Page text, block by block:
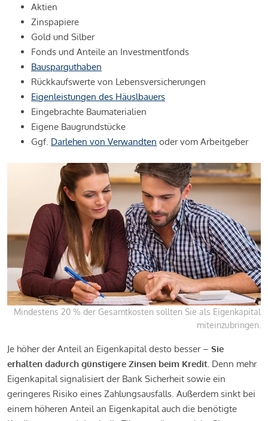
Aktien
Zinspapiere
Gold und Silber
Fonds und Anteile an Investmentfonds
Bausparguthaben
Rückkaufswerte von Lebensversicherungen
Eigenleistungen des Häuslbauers
Eingebrachte Baumaterialien
Eigene Baugrundstücke
Ggf. Darlehen von Verwandten oder vom Arbeitgeber
Mindestens 20 % der Gesamtkosten sollten Sie als Eigenkapital
miteinzubringen.
Je höher der Anteil an Eigenkapital desto besser – Sie
erhalten dadurch günstigere Zinsen beim Kredit. Denn mehr
Eigenkapital signalisiert der Bank Sicherheit sowie ein
geringeres Risiko eines Zahlungsausfalls. Außerdem sinkt bei
einem höheren Anteil an Eigenkapital auch die benötigte